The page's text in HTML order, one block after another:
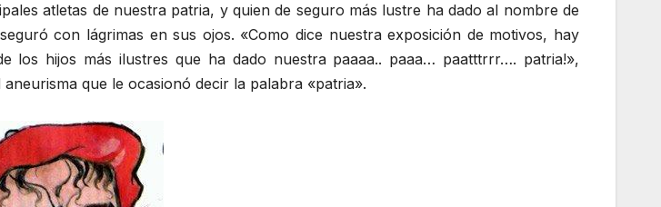
atletas de nuestra patria, y quien de seguro más lustre ha dado al nombre de
con lágrimas en sus ojos. «Como dice nuestra exposición de motivos, hay
hijos más ilustres que ha dado nuestra paaaa.. paaa… paatttrrr…. patria!»,
que le ocasionó decir la palabra «patria».